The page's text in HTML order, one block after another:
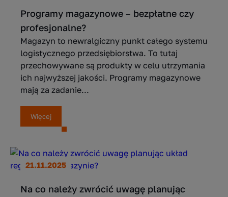
Programy magazynowe – bezpłatne czy
profesjonalne?
Magazyn to newralgiczny punkt całego systemu
logistycznego przedsiębiorstwa. To tutaj
przechowywane są produkty w celu utrzymania
ich najwyższej jakości. Programy magazynowe
mają za zadanie...
Więcej
21.11.2025
Na co należy zwrócić uwagę planując